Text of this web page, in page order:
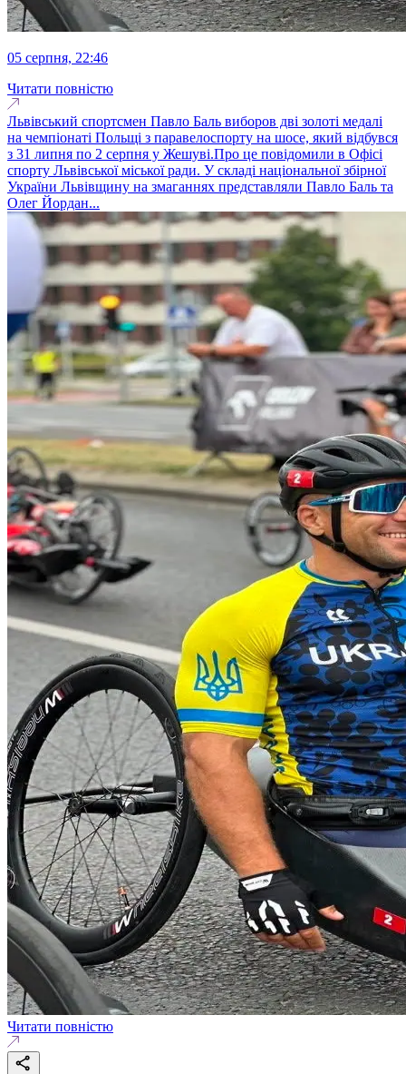
05 серпня, 22:46
Читати повністю
Львівський спортсмен Павло Баль виборов дві золоті медалі
на чемпіонаті Польщі з паравелоспорту на шосе, який відбувся
з 31 липня по 2 серпня у Жешуві.Про це повідомили в Офісі
спорту Львівської міської ради. У складі національної збірної
України Львівщину на змаганнях представляли Павло Баль та
Олег Йордан...
Читати повністю